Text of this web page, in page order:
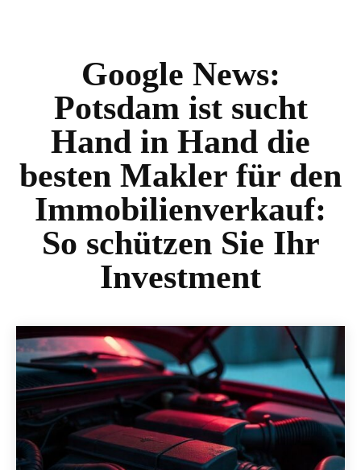
Google News:
Potsdam ist sucht
Hand in Hand die
besten Makler für den
Immobilienverkauf:
So schützen Sie Ihr
Investment